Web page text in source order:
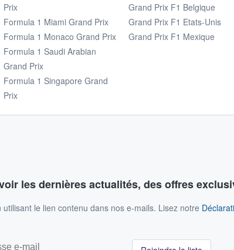
Prix
Formula 1 Miami Grand Prix
Formula 1 Monaco Grand Prix
Formula 1 Saudi Arabian
Grand Prix
Formula 1 Singapore Grand
Prix
Grand Prix F1 Belgique
Grand Prix F1 Etats-Unis
Grand Prix F1 Mexique
les dernières actualités, des offres
le lien contenu dans nos e-mails. Lisez notre